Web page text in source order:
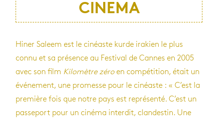
CINEMA
Hiner Saleem est le cinéaste kurde irakien le plus
connu et sa présence au Festival de Cannes en 2005
avec son film Kilomètre zéroen compétition, était un
événement, une promesse pour le cinéaste : « C’est la
première fois que notre pays est représenté. C’est un
passeport pour un cinéma interdit, clandestin. Une